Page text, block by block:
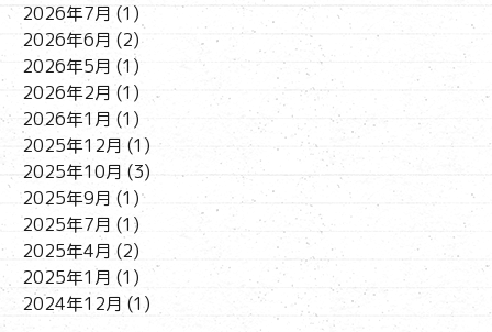
2026年7月 (1)
2026年6月 (2)
2026年5月 (1)
2026年2月 (1)
2026年1月 (1)
2025年12月(1)
2025年10月 (3)
2025年9月 (1)
2025年7月 (1)
2025年4月 (2)
2025年1月 (1)
2024年12月 (1)